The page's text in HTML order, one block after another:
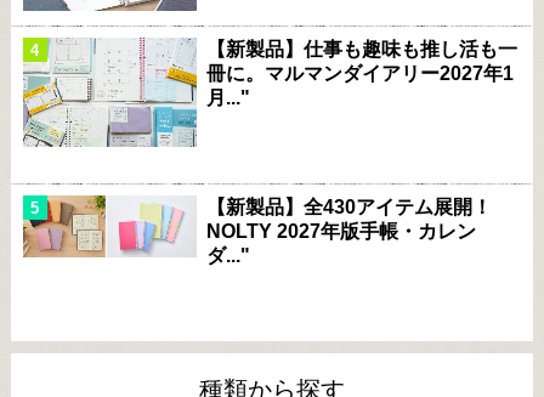
【新製品】仕事も趣味も推し活も一
冊に。マルマンダイアリー2027年1
月..."
【新製品】全430アイテム展開！
NOLTY 2027年版手帳・カレン
ダ..."
種類から探す